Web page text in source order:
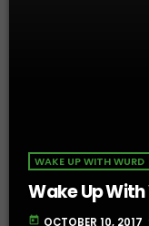
WAKE UP WITH WURD
Wake Up With
today OCTOBER 10, 2017